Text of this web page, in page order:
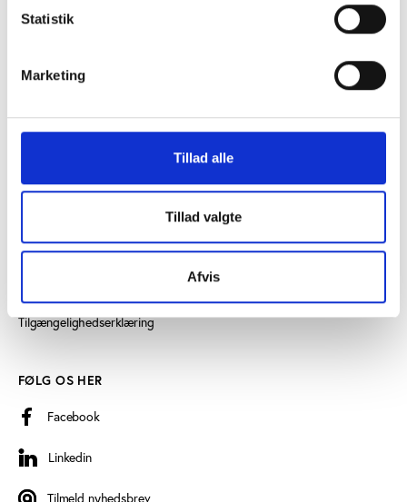
Statistik
Marketing
Tillad alle
Tillad valgte
Afvis
idan@idan.dk
Læs mere om instituttet
Persondatapolitik
Tilgængelighedserklæring
FØLG OS HER
Facebook
Linkedin
Linkedin
Tilmeld nyhedsbrev